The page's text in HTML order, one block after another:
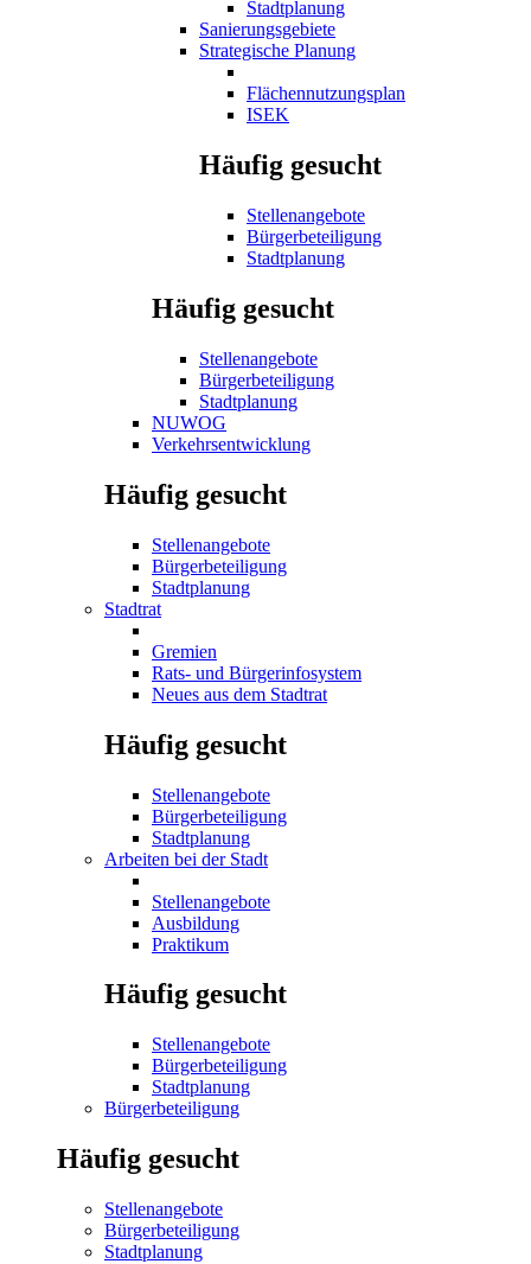
Stadtplanung
Sanierungsgebiete
Strategische Planung
Flächennutzungsplan
ISEK
Häufig gesucht
Stellenangebote
Bürgerbeteiligung
Stadtplanung
Häufig gesucht
Stellenangebote
Bürgerbeteiligung
Stadtplanung
NUWOG
Verkehrsentwicklung
Häufig gesucht
Stellenangebote
Bürgerbeteiligung
Stadtplanung
Stadtrat
Gremien
Rats- und Bürgerinfosystem
Neues aus dem Stadtrat
Häufig gesucht
Stellenangebote
Bürgerbeteiligung
Stadtplanung
Arbeiten bei der Stadt
Stellenangebote
Ausbildung
Praktikum
Häufig gesucht
Stellenangebote
Bürgerbeteiligung
Stadtplanung
Bürgerbeteiligung
Häufig gesucht
Stellenangebote
Bürgerbeteiligung
Stadtplanung